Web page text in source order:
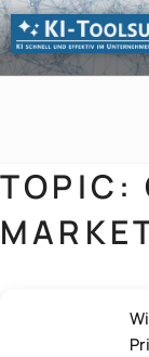
Zum
Inhalt
springen
KI-
TOPIC:
Thomas